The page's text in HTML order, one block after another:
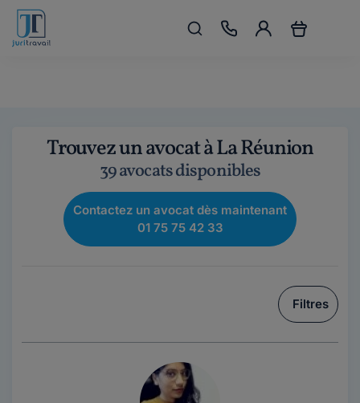
Trouvez un avocat à La Réunion
39 avocats disponibles
Contactez un avocat dès maintenant
01 75 75 42 33
Filtres